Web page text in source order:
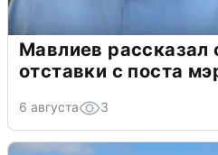
Мавлиев рассказал
отставки с поста
6 августа 3